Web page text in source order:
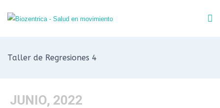
Taller de Regresiones 4
JUNIO, 2022